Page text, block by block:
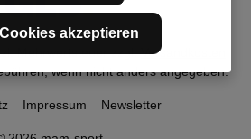
Mehrwertsteuer zzgl.Versandkosten
wenn nicht anders angegeben.
Impressum Newsletter
akzeptieren